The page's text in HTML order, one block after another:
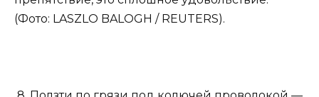
(Фото: LASZLO BALOGH / REUTERS).